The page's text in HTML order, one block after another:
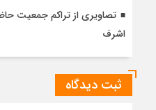
تصاویری از تراکم جمعیت
اشرف
ثبت دیدگاه